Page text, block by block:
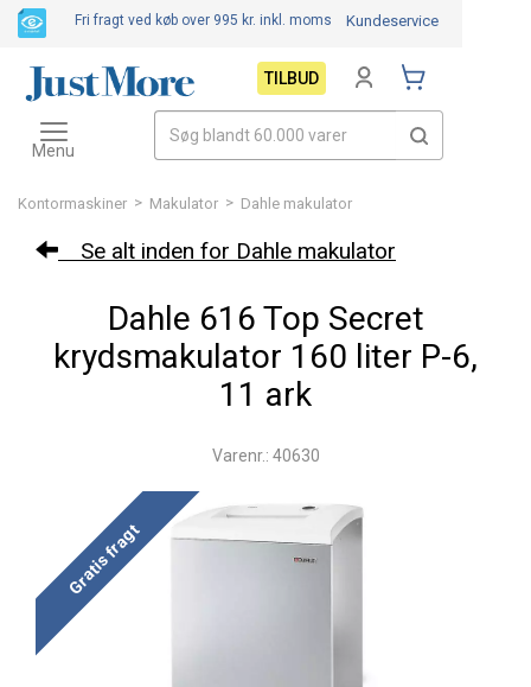
Kontormaskiner > Makulator > Dahle makulator
Se alt inden for Dahle makulator
Dahle 616 Top Secret
krydsmakulator 160 liter P-6,
11 ark
Varenr.: 40630
Gratis fragt
Fri fragt ved køb over 995 kr. inkl. moms Kundeservice
TILBUD
Toggle
navigation
Menu